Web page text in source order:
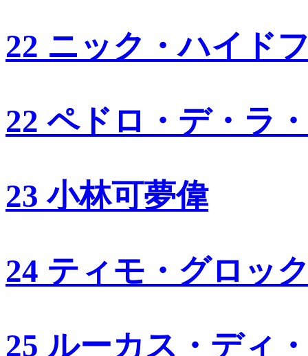
22 ニック・ハイド
22 ペドロ・デ・ラ
23 小林可夢偉
24 ティモ・グロッ
25 ルーカス・ディ